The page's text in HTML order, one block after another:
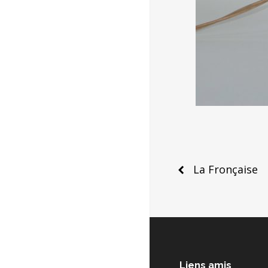
Post
La Fronçaise
Liens amis